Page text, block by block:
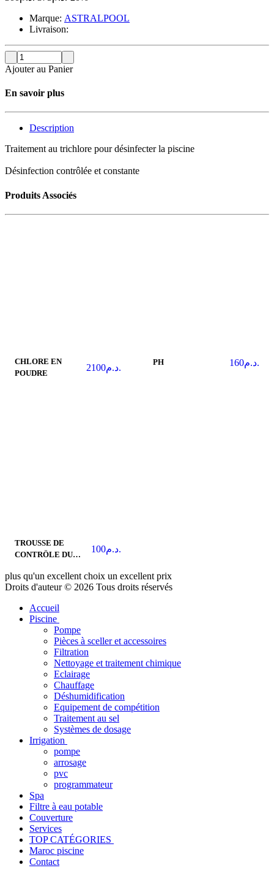
Marque: ASTRALPOOL
Livraison:
Ajouter au Panier
En savoir plus
Description
Traitement au trichlore pour désinfecter la piscine
Désinfection contrôlée et constante
Produits Associés
CHLORE EN
POUDRE
2100 د.م. PH 160 د.م.
TROUSSE DE
CONTRÖLE DU
100 د.م.
plus qu'un excellent choix un excellent prix
Droits d'auteur © 2026 Tous droits réservés
Accueil
Piscine
Pompe
Pièces à sceller et accessoires
Filtration
Nettoyage et traitement chimique
Eclairage
Chauffage
Déshumidification
Equipement de compétition
Traitement au sel
Systèmes de dosage
Irrigation
pompe
arrosage
pvc
programmateur
Spa
Filtre à eau potable
Couverture
Services
TOP CATÉGORIES
Maroc piscine
Contact